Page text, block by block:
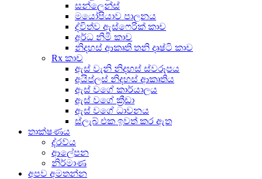
සන්ලෙන්ස්
මයෝපියාව පාලනය
ද්විත්ව ඇස්ෆෙරික් කාච
අර්ධ නිමි කාච
නිදහස් ආකෘති තනි දෘෂ්ටි කාච
Rx කාච
ඇස් වැනි නිදහස් ස්වරූපය
අයිප්ලස් නිදහස් ආකෘතිය
ඇස් වගේ කාර්යාලය
ඇස් වගේ ක්‍රීඩා
ඇස් වගේ ධාවනය
ස්ලැබ් එක ඉවත් කර ඇත
තාක්ෂණය
ද්රව්ය
ආලේපන
නිර්මාණ
අපව අමතන්න